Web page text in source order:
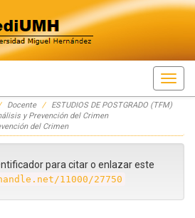
Docente
ESTUDIOS DE POSTGRADO (TFM)
y Prevención del Crimen
del Crimen
para citar o enlazar este
11000/27750